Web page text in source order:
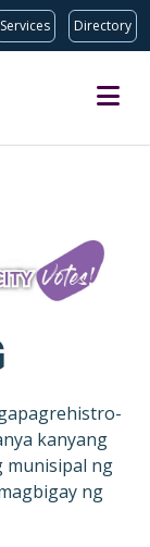
Services Directory
kanyang
munisipal ng
ng